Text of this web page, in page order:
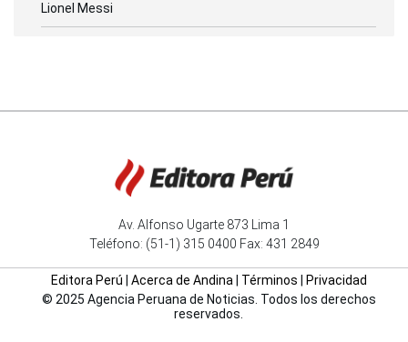
Lionel Messi
Av. Alfonso Ugarte 873 Lima 1
Teléfono: (51-1) 315 0400 Fax: 431 2849
Editora Perú Acerca de Andina| Términos
Privacidad
© 2025 Agencia Peruana de Noticias. Todos los derechos
reservados.